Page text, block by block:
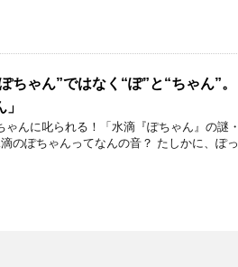
ゃん”ではなく“ぽ”と“ちゃん”。
んに叱られる！「水滴『ぽちゃん』の謎・
のぽちゃんってなんの音？ たしかに、ぽっ